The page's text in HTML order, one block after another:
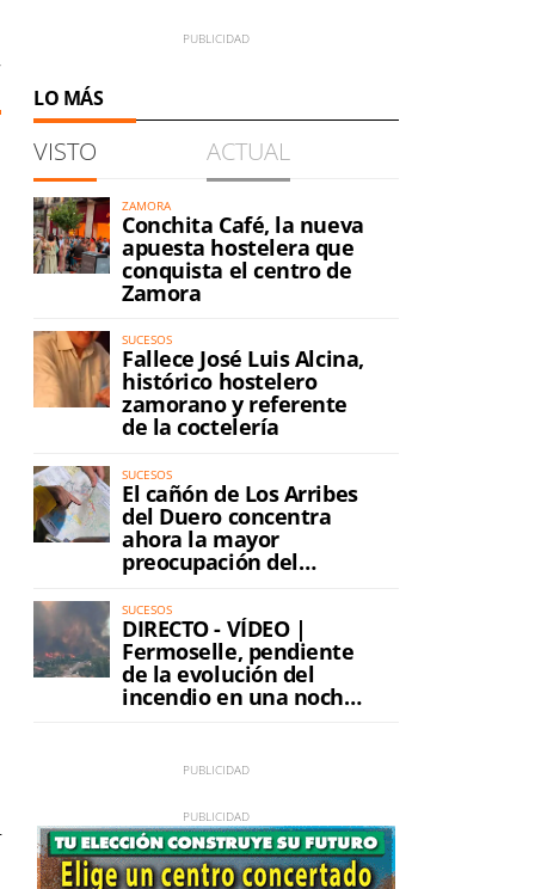
LO MÁS
VISTO ACTUAL
ZAMORA
Conchita Café, la nueva
apuesta hostelera que
conquista el centro de
Zamora
SUCESOS
Fallece José Luis Alcina,
histórico hostelero
zamorano y referente
de la coctelería
SUCESOS
El cañón de Los Arribes
del Duero concentra
ahora la mayor
preocupación del
incendio
SUCESOS
DIRECTO - VÍDEO |
Fermoselle, pendiente
de la evolución del
incendio en una noche